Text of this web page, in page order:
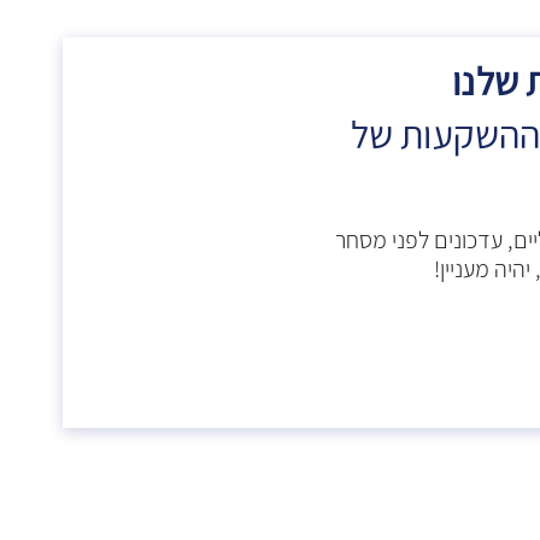
שלנו
ההשקעות של
עדכונים לפני מסחר